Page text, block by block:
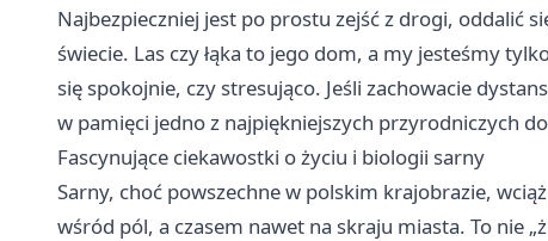
Najbezpieczniej jest po prostu zejść z drogi, oddalić
świecie. Las czy łąka to jego dom, a my jesteśmy
się spokojnie, czy stresująco. Jeśli zachowacie
w pamięci jedno z najpiękniejszych przyrodniczych
Fascynujące ciekawostki o życiu i biologii sarny
Sarny, choć powszechne w polskim krajobrazie,
wśród pól, a czasem nawet na skraju miasta. To nie